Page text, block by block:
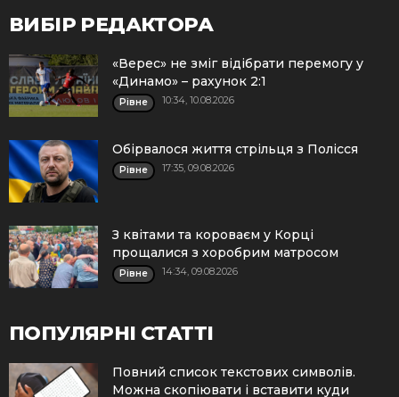
ВИБІР РЕДАКТОРА
«Верес» не зміг відібрати перемогу у
«Динамо» – рахунок 2:1
Рівне 10:34, 10.08.2026
Обірвалося життя стрільця з Полісся
Рівне 17:35, 09.08.2026
З квітами та короваєм у Корці
прощалися з хоробрим матросом
Рівне 14:34, 09.08.2026
ПОПУЛЯРНІ СТАТТІ
Повний список текстових символів.
Можна скопіювати і вставити куди